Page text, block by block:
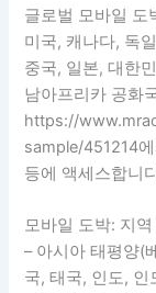
글로벌 모바일 도
미국, 캐나다, 독
중국, 일본, 대한
남아프리카 공화
https://
sample/451214
등에 액세스합니
모바일 도박: 지
– 아시아 태평양(
국, 태국, 인도, 인